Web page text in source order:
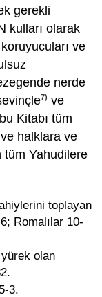
gerekli
kulları olarak
ve
nerde
7) ve
Kitabı tüm
halklara ve
tüm Yahudilere
toplayan
Romalılar 10-
olan
3.